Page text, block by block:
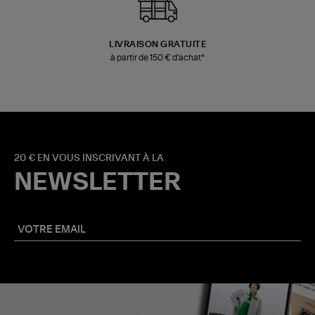
LIVRAISON GRATUITE
à partir de 150 € d'achat*
20 € EN VOUS INSCRIVANT À LA
NEWSLETTER